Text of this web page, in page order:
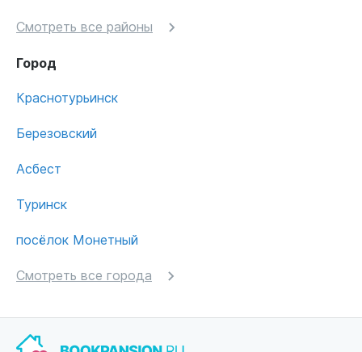
Смотреть все районы
Город
Краснотурьинск
Березовский
Асбест
Туринск
посёлок Монетный
Смотреть все города